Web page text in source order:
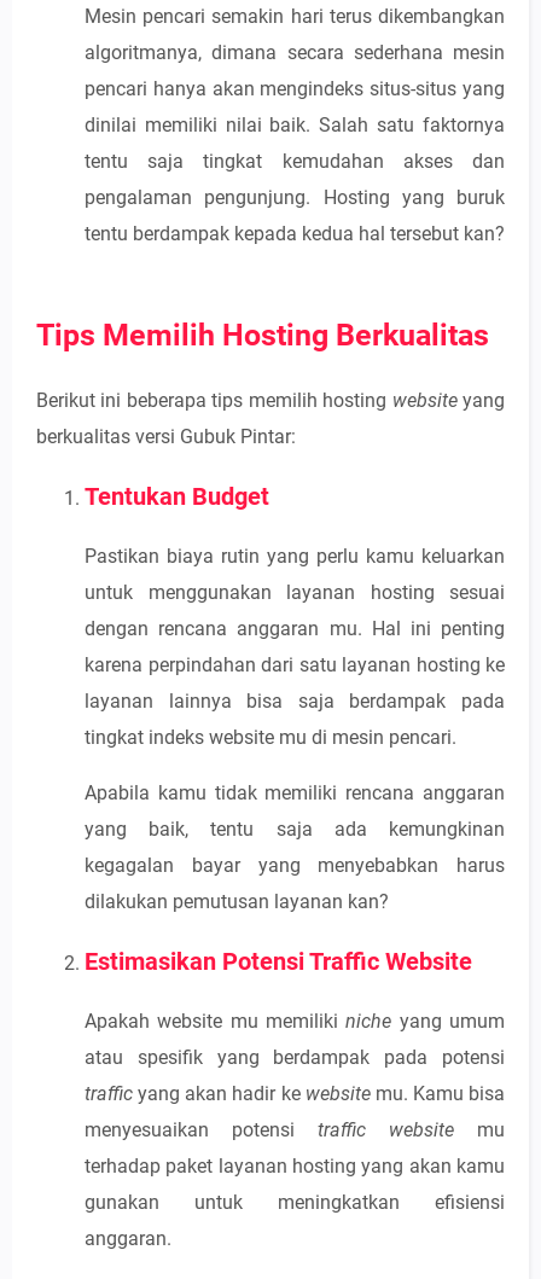
Mesin pencari semakin hari terus dikembangkan
algoritmanya, dimana secara sederhana mesin
pencari hanya akan mengindeks situs-situs yang
dinilai memiliki nilai baik. Salah satu faktornya
tentu saja tingkat kemudahan akses dan
pengalaman pengunjung. Hosting yang buruk
tentu berdampak kepada kedua hal tersebut kan?
Tips Memilih Hosting Berkualitas
Berikut ini beberapa tips memilih hosting websiteyang
berkualitas versi Gubuk Pintar:
Tentukan Budget
Pastikan biaya rutin yang perlu kamu keluarkan
untuk menggunakan layanan hosting sesuai
dengan rencana anggaran mu. Hal ini penting
karena perpindahan dari satu layanan hosting ke
layanan lainnya bisa saja berdampak pada
tingkat indeks website mu di mesin pencari.
Apabila kamu tidak memiliki rencana anggaran
yang baik, tentu saja ada kemungkinan
kegagalan bayar yang menyebabkan harus
dilakukan pemutusan layanan kan?
Estimasikan Potensi Traffic Website
Apakah website mu memilikiniche yang umum
atau spesifik yang berdampak pada potensi
trafficyang akan hadir ke website mu. Kamu bisa
menyesuaikan potensi traffic website mu
terhadap paket layanan hosting yang akan kamu
gunakan untuk meningkatkan efisiensi
anggaran.